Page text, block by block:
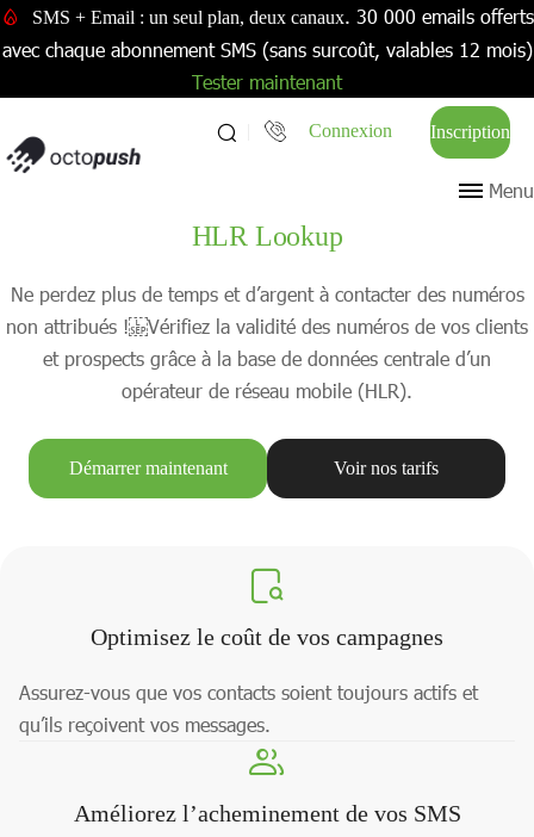
SMS + Email : un seul plan, deux canaux. 30 000 emails offerts
avec chaque abonnement SMS (sans surcoût, valables 12 mois)
Tester maintenant
Connexion Inscription
Menu
HLR Lookup
Ne perdez plus de temps et d’argent à contacter des numéros
non attribués ! Vérifiez la validité des numéros de vos clients
et prospects grâce à la base de données centrale d’un
opérateur de réseau mobile (HLR).
Démarrer maintenant Voir nos tarifs
Optimisez le coût de vos campagnes
Assurez-vous que vos contacts soient toujours actifs et
qu’ils reçoivent vos messages.
Améliorez l’acheminement de vos SMS